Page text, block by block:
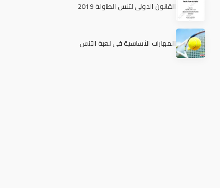
القانون الدولي لتنس الطاولة 2019
المهارات الأساسية في لعبة التنس